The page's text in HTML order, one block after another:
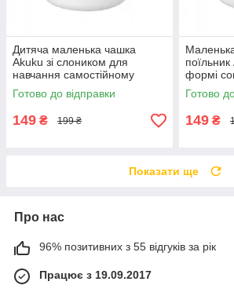
Дитяча маленька чашка
Akuku зі слоником для
навчання самостійному
питтю ергономічна та зручна
для маленьких дитячих ручок
Готово до відправки
149 ₴ 199 ₴
формі
малюка
у
Готово
149 ₴
Показати ще
Про нас
96% позитивних з 55 відгуків за рік
Працює з 19.09.2017